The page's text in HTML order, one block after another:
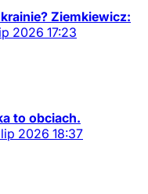
Ziemkiewicz:
2026 17:23
to obciach.
lip 2026 18:37